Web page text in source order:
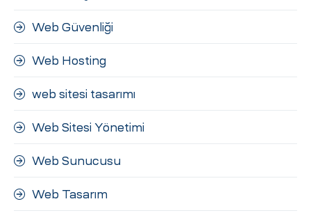
Web Güvenliği
Web Hosting
web sitesi tasarımı
Web Sitesi Yönetimi
Web Sunucusu
Web Tasarım